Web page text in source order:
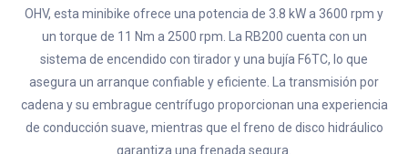
OHV, esta minibike ofrece una potencia de 3.8 kW a 3600 rpm y
un torque de 11 Nm a 2500 rpm. La RB200 cuenta con un
sistema de encendido con tirador y una bujía F6TC, lo que
asegura un arranque confiable y eficiente. La transmisión por
cadena y su embrague centrífugo proporcionan una experiencia
de conducción suave, mientras que el freno de disco hidráulico
garantiza una frenada segura.